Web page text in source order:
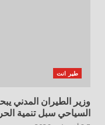
طير انت
وزير الطيران المدني
السياحي سبل تنمية